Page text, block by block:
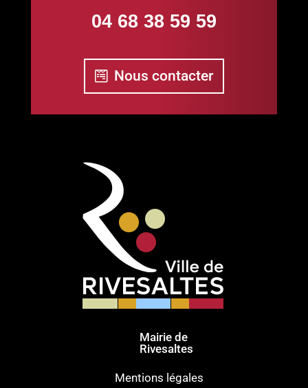
04 68 38 59 59
Nous contacter
Mairie de
Rivesaltes
Mentions légales